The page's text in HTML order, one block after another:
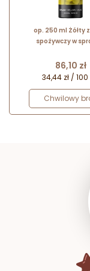
op. 250 ml Żółty
spożywczy w
cukierniczych -
Cena
86,10 zł
34,44 zł /
Chwilowy